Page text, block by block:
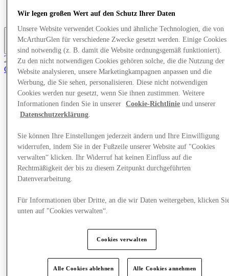
Dienstleistungen
Mehr
Tritt dem Club bei.
Gerettet
Geschäfte
Angebote
Planen Sie Ihren Besuch
Essen & Trinken
Geschenkkarten
Dienstleistungen
Mehr
Wir legen großen Wert auf den Schutz Ihrer Daten
Unsere Website verwendet Cookies und ähnliche Technologien, die von
McArthurGlen für verschiedene Zwecke gesetzt werden. Einige Cookies
sind notwendig (z. B. damit die Website ordnungsgemäß funktioniert).
Zu den nicht notwendigen Cookies gehören solche, die die Nutzung der
Website analysieren, unsere Marketingkampagnen anpassen und die
Werbung, die Sie sehen, personalisieren. Diese nicht notwendigen
Cookies werden nur gesetzt, wenn Sie ihnen zustimmen. Weitere
Informationen finden Sie in unserer
Cookie-Richtlinie und unserer
Datenschutzerklärung
Sie können Ihre Einstellungen jederzeit ändern und Ihre Einwilligung
widerrufen, indem Sie in der Fußzeile unserer Website auf "Cookies
verwalten“ klicken. Ihr Widerruf hat keinen Einfluss auf die
Rechtmäßigkeit der bis zu diesem Zeitpunkt durchgeführten
Datenverarbeitung.
Für Informationen über Dritte, an die wir Daten weitergeben, klicken
unten auf "Cookies verwalten“.
Cookies verwalten
Alle Cookies ablehnen Alle Cookies annehmen